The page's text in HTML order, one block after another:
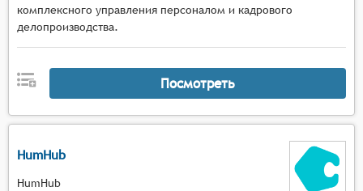
комплексного управления персоналом и кадрового
делопроизводства.
Посмотреть
HumHub
HumHub